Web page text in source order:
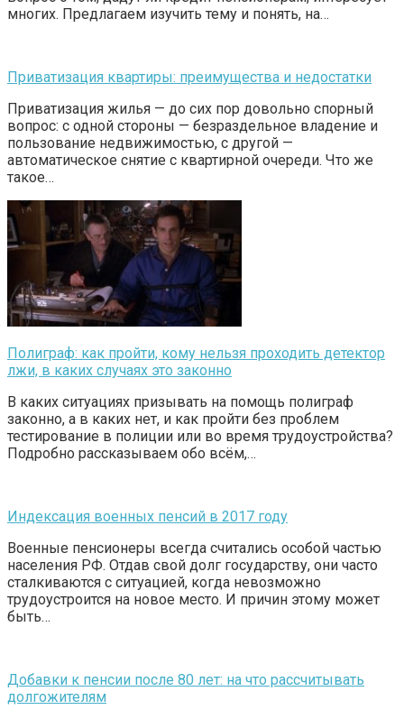
многих. Предлагаем изучить тему и понять, на…
Приватизация квартиры: преимущества и недостатки
Приватизация жилья — до сих пор довольно спорный
вопрос: с одной стороны — безраздельное владение и
пользование недвижимостью, с другой —
автоматическое снятие с квартирной очереди. Что же
такое…
Полиграф: как пройти, кому нельзя проходить детектор
лжи, в каких случаях это законно
В каких ситуациях призывать на помощь полиграф
законно, а в каких нет, и как пройти без проблем
тестирование в полиции или во время трудоустройства?
Подробно рассказываем обо всём,…
Индексация военных пенсий в 2017 году
Военные пенсионеры всегда считались особой частью
населения РФ. Отдав свой долг государству, они часто
сталкиваются с ситуацией, когда невозможно
трудоустроится на новое место. И причин этому может
быть…
Добавки к пенсии после 80 лет: на что рассчитывать
долгожителям